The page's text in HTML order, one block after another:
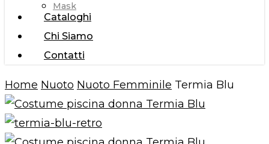
Mask
Cataloghi
Chi Siamo
Contatti
Home Nuoto Nuoto Femminile Termia Blu